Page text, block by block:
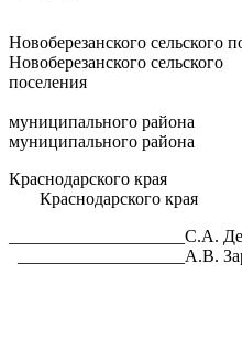
Новоберезанского
Новоберезанского сельского
муниципального района
муниципального района
Краснодарского края
___________________А.В.